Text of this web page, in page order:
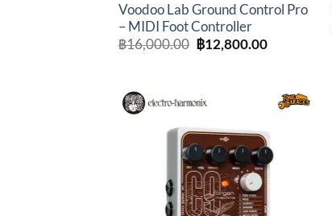
Voodoo Lab Ground Control Pro
– MIDI Foot Controller
฿16,000.00 Original
price
฿12,800.00Current
wishlist